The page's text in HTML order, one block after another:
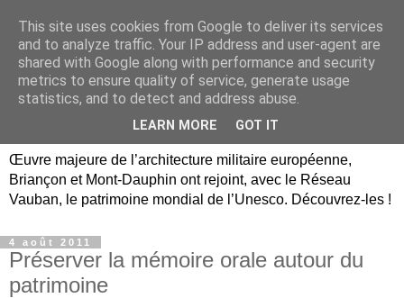
Briançon, Mont-Dauphin,
Vauban Unesco Hautes-
Œuvre majeure de l’architecture militaire européenne,
Briançon et Mont-Dauphin ont rejoint, avec le Réseau
Vauban, le patrimoine mondial de l’Unesco. Découvrez-les !
4 août 2011
Préserver la mémoire orale autour du
patrimoine
This site uses cookies from Google to deliver its services
and to analyze traffic. Your IP address and user-agent are
shared with Google along with performance and security
metrics to ensure quality of service, generate usage
statistics, and to detect and address abuse.
LEARN MORE GOT IT